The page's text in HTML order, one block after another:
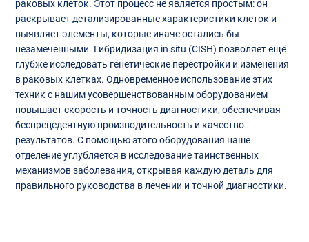
раковых клеток. Этот процесс не является простым: он
раскрывает детализированные характеристики клеток и
выявляет элементы, которые иначе остались бы
незамеченными. Гибридизация in situ (CISH) позволяет ещё
глубже исследовать генетические перестройки и изменения
в раковых клетках. Одновременное использование этих
техник с нашим усовершенствованным оборудованием
повышает скорость и точность диагностики, обеспечивая
беспрецедентную производительность и качество
результатов. С помощью этого оборудования наше
отделение углубляется в исследование таинственных
механизмов заболевания, открывая каждую деталь для
правильного руководства в лечении и точной диагностики.